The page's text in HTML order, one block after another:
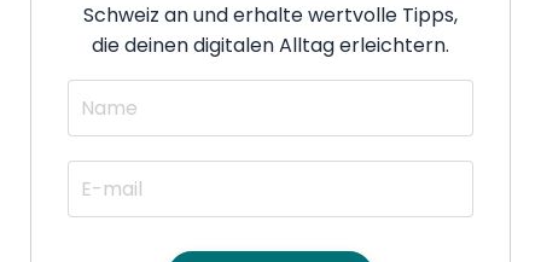
Schweiz an und erhalte wertvolle Tipps,
die deinen digitalen Alltag erleichtern.